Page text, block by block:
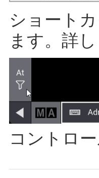
ショート
ます。詳
コントロ